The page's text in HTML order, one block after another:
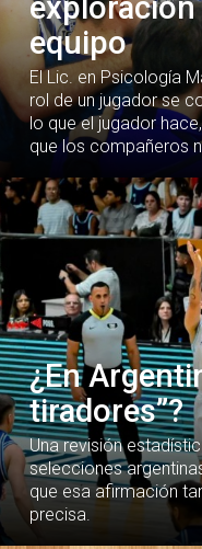
equipo
El Lic. en Psicología
rol de un jugador se
lo que el jugador
que los compañeros
¿En
tiradores”?
Una revisión
selecciones
que esa afirmación
precisa.